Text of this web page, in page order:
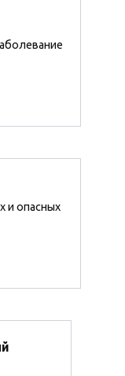
и опасных